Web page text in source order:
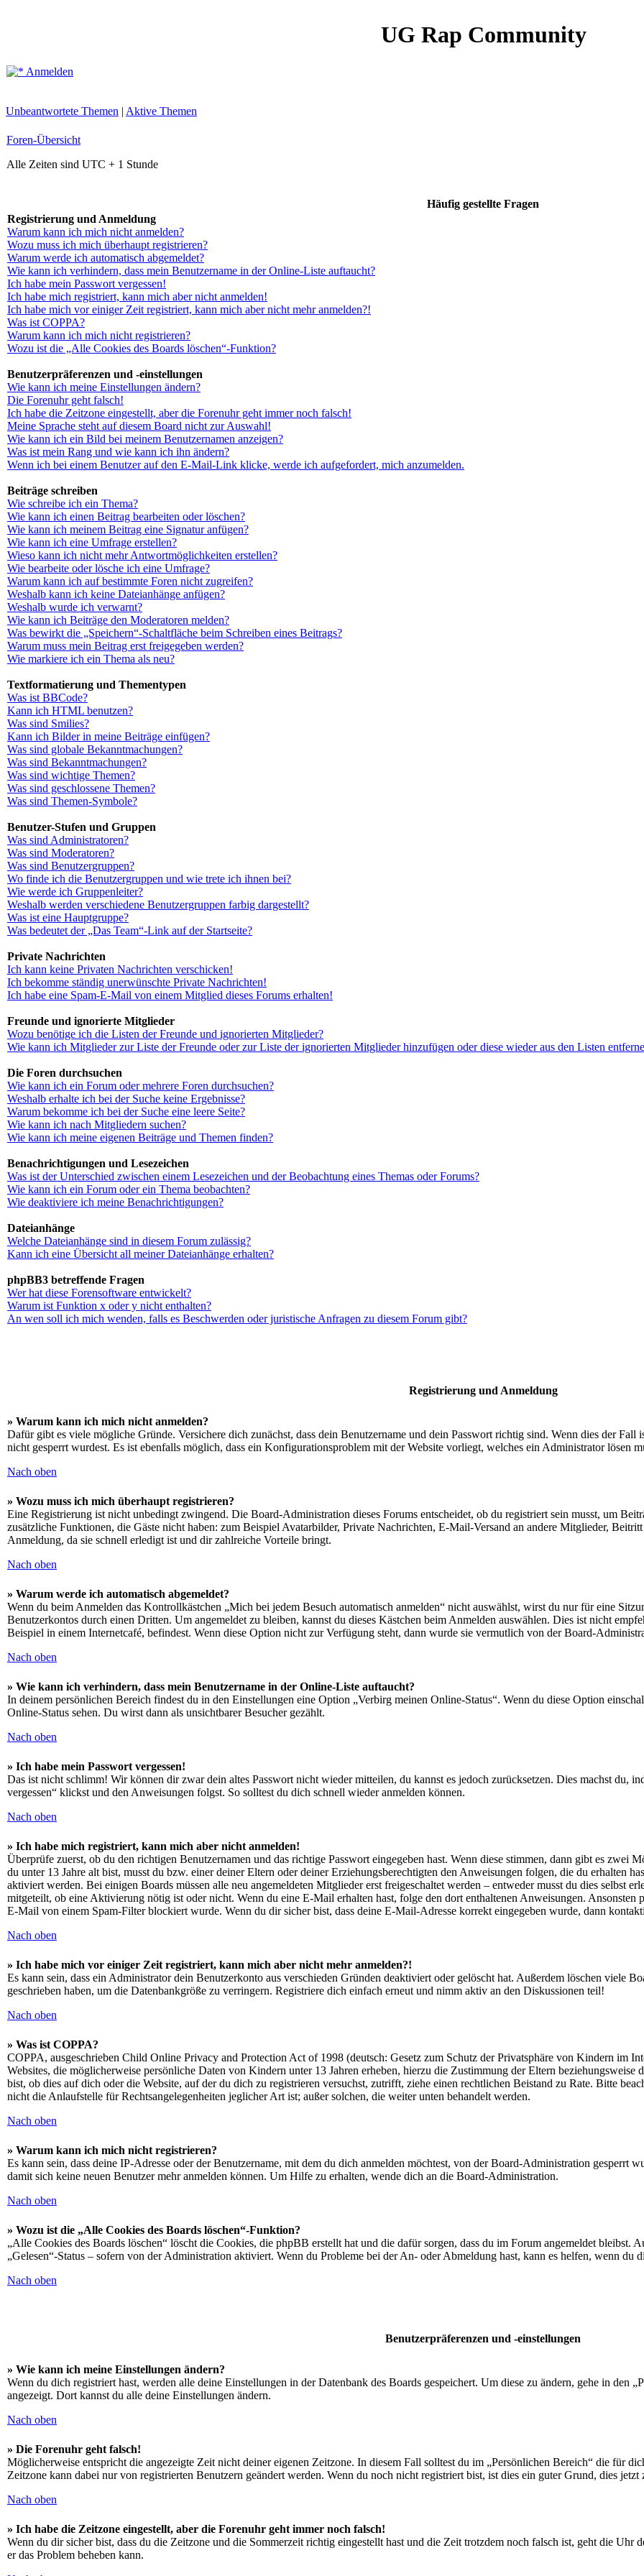
UG Rap Community
Anmelden
Unbeantwortete Themen | Aktive Themen
Foren-Übersicht
Alle Zeiten sind UTC + 1 Stunde
Häufig gestellte Fragen
Registrierung und Anmeldung
Warum kann ich mich nicht anmelden?
Wozu muss ich mich überhaupt registrieren?
Warum werde ich automatisch abgemeldet?
Wie kann ich verhindern, dass mein Benutzername in der Online-Liste auftaucht?
Ich habe mein Passwort vergessen!
Ich habe mich registriert, kann mich aber nicht anmelden!
Ich habe mich vor einiger Zeit registriert, kann mich aber nicht mehr anmelden?!
Was ist COPPA?
Warum kann ich mich nicht registrieren?
Wozu ist die „Alle Cookies des Boards löschen“-Funktion?
Benutzerpräferenzen und -einstellungen
Wie kann ich meine Einstellungen ändern?
Die Forenuhr geht falsch!
Ich habe die Zeitzone eingestellt, aber die Forenuhr geht immer noch falsch!
Meine Sprache steht auf diesem Board nicht zur Auswahl!
Wie kann ich ein Bild bei meinem Benutzernamen anzeigen?
Was ist mein Rang und wie kann ich ihn ändern?
Wenn ich bei einem Benutzer auf den E-Mail-Link klicke, werde ich aufgefordert, mich anzumelden.
Beiträge schreiben
Wie schreibe ich ein Thema?
Wie kann ich einen Beitrag bearbeiten oder löschen?
Wie kann ich meinem Beitrag eine Signatur anfügen?
Wie kann ich eine Umfrage erstellen?
Wieso kann ich nicht mehr Antwortmöglichkeiten erstellen?
Wie bearbeite oder lösche ich eine Umfrage?
Warum kann ich auf bestimmte Foren nicht zugreifen?
Weshalb kann ich keine Dateianhänge anfügen?
Weshalb wurde ich verwarnt?
Wie kann ich Beiträge den Moderatoren melden?
Was bewirkt die „Speichern“-Schaltfläche beim Schreiben eines Beitrags?
Warum muss mein Beitrag erst freigegeben werden?
Wie markiere ich ein Thema als neu?
Textformatierung und Thementypen
Was ist BBCode?
Kann ich HTML benutzen?
Was sind Smilies?
Kann ich Bilder in meine Beiträge einfügen?
Was sind globale Bekanntmachungen?
Was sind Bekanntmachungen?
Was sind wichtige Themen?
Was sind geschlossene Themen?
Was sind Themen-Symbole?
Benutzer-Stufen und Gruppen
Was sind Administratoren?
Was sind Moderatoren?
Was sind Benutzergruppen?
Wo finde ich die Benutzergruppen und wie trete ich ihnen bei?
Wie werde ich Gruppenleiter?
Weshalb werden verschiedene Benutzergruppen farbig dargestellt?
Was ist eine Hauptgruppe?
Was bedeutet der „Das Team“-Link auf der Startseite?
Private Nachrichten
Ich kann keine Privaten Nachrichten verschicken!
Ich bekomme ständig unerwünschte Private Nachrichten!
Ich habe eine Spam-E-Mail von einem Mitglied dieses Forums erhalten!
Freunde und ignorierte Mitglieder
Wozu benötige ich die Listen der Freunde und ignorierten Mitglieder?
Wie kann ich Mitglieder zur Liste der Freunde oder zur Liste der ignorierten Mitglieder hinzufügen oder diese wieder aus den Listen
Die Foren durchsuchen
Wie kann ich ein Forum oder mehrere Foren durchsuchen?
Weshalb erhalte ich bei der Suche keine Ergebnisse?
Warum bekomme ich bei der Suche eine leere Seite?
Wie kann ich nach Mitgliedern suchen?
Wie kann ich meine eigenen Beiträge und Themen finden?
Benachrichtigungen und Lesezeichen
Was ist der Unterschied zwischen einem Lesezeichen und der Beobachtung eines Themas oder Forums?
Wie kann ich ein Forum oder ein Thema beobachten?
Wie deaktiviere ich meine Benachrichtigungen?
Dateianhänge
Welche Dateianhänge sind in diesem Forum zulässig?
Kann ich eine Übersicht all meiner Dateianhänge erhalten?
phpBB3 betreffende Fragen
Wer hat diese Forensoftware entwickelt?
Warum ist Funktion x oder y nicht enthalten?
An wen soll ich mich wenden, falls es Beschwerden oder juristische Anfragen zu diesem Forum gibt?
Registrierung und Anmeldung
» Warum kann ich mich nicht anmelden?
Dafür gibt es viele mögliche Gründe. Versichere dich zunächst, dass dein Benutzername und dein Passwort richtig sind. Wenn dies der
nicht gesperrt wurdest. Es ist ebenfalls möglich, dass ein Konfigurationsproblem mit der Website vorliegt, welches ein Administrator lösen
Nach oben
» Wozu muss ich mich überhaupt registrieren?
Eine Registrierung ist nicht unbedingt zwingend. Die Board-Administration dieses Forums entscheidet, ob du registriert sein musst, um
zusätzliche Funktionen, die Gäste nicht haben: zum Beispiel Avatarbilder, Private Nachrichten, E-Mail-Versand an andere Mitglieder,
Anmeldung, da sie schnell erledigt ist und dir zahlreiche Vorteile bringt.
Nach oben
» Warum werde ich automatisch abgemeldet?
Wenn du beim Anmelden das Kontrollkästchen „Mich bei jedem Besuch automatisch anmelden“ nicht auswählst, wirst du nur für eine
Benutzerkontos durch einen Dritten. Um angemeldet zu bleiben, kannst du dieses Kästchen beim Anmelden auswählen. Dies ist nicht
Beispiel in einem Internetcafé, befindest. Wenn diese Option nicht zur Verfügung steht, dann wurde sie vermutlich von der Board-
Nach oben
» Wie kann ich verhindern, dass mein Benutzername in der Online-Liste auftaucht?
In deinem persönlichen Bereich findest du in den Einstellungen eine Option „Verbirg meinen Online-Status“. Wenn du diese Option
Online-Status sehen. Du wirst dann als unsichtbarer Besucher gezählt.
Nach oben
» Ich habe mein Passwort vergessen!
Das ist nicht schlimm! Wir können dir zwar dein altes Passwort nicht wieder mitteilen, du kannst es jedoch zurücksetzen. Dies machst du,
vergessen“ klickst und den Anweisungen folgst. So solltest du dich schnell wieder anmelden können.
Nach oben
» Ich habe mich registriert, kann mich aber nicht anmelden!
Überprüfe zuerst, ob du den richtigen Benutzernamen und das richtige Passwort eingegeben hast. Wenn diese stimmen, dann gibt es zwei
du unter 13 Jahre alt bist, musst du bzw. einer deiner Eltern oder deiner Erziehungsberechtigten den Anweisungen folgen, die du erhalten
aktiviert werden. Bei einigen Boards müssen alle neu angemeldeten Mitglieder erst freigeschaltet werden – entweder musst du dies selbst
mitgeteilt, ob eine Aktivierung nötig ist oder nicht. Wenn du eine E-Mail erhalten hast, folge den dort enthaltenen Anweisungen.
E-Mail von einem Spam-Filter blockiert wurde. Wenn du dir sicher bist, dass deine E-Mail-Adresse korrekt eingegeben wurde, dann
Nach oben
» Ich habe mich vor einiger Zeit registriert, kann mich aber nicht mehr anmelden?!
Es kann sein, dass ein Administrator dein Benutzerkonto aus verschieden Gründen deaktiviert oder gelöscht hat. Außerdem löschen viele
geschrieben haben, um die Datenbankgröße zu verringern. Registriere dich einfach erneut und nimm aktiv an den Diskussionen teil!
Nach oben
» Was ist COPPA?
COPPA, ausgeschrieben Child Online Privacy and Protection Act of 1998 (deutsch: Gesetz zum Schutz der Privatsphäre von Kindern im
Websites, die möglicherweise persönliche Daten von Kindern unter 13 Jahren erheben, hierzu die Zustimmung der Eltern beziehungsweise
bist, ob dies auf dich oder die Website, auf der du dich zu registrieren versuchst, zutrifft, ziehe einen rechtlichen Beistand zu Rate. Bitte
nicht die Anlaufstelle für Rechtsangelegenheiten jeglicher Art ist; außer solchen, die weiter unten behandelt werden.
Nach oben
» Warum kann ich mich nicht registrieren?
Es kann sein, dass deine IP-Adresse oder der Benutzername, mit dem du dich anmelden möchtest, von der Board-Administration gesperrt
damit sich keine neuen Benutzer mehr anmelden können. Um Hilfe zu erhalten, wende dich an die Board-Administration.
Nach oben
» Wozu ist die „Alle Cookies des Boards löschen“-Funktion?
„Alle Cookies des Boards löschen“ löscht die Cookies, die phpBB erstellt hat und die dafür sorgen, dass du im Forum angemeldet bleibst.
„Gelesen“-Status – sofern von der Administration aktiviert. Wenn du Probleme bei der An- oder Abmeldung hast, kann es helfen, wenn du
Nach oben
Benutzerpräferenzen und -einstellungen
» Wie kann ich meine Einstellungen ändern?
Wenn du dich registriert hast, werden alle deine Einstellungen in der Datenbank des Boards gespeichert. Um diese zu ändern, gehe in den
angezeigt. Dort kannst du alle deine Einstellungen ändern.
Nach oben
» Die Forenuhr geht falsch!
Möglicherweise entspricht die angezeigte Zeit nicht deiner eigenen Zeitzone. In diesem Fall solltest du im „Persönlichen Bereich“ die für
Zeitzone kann dabei nur von registrierten Benutzern geändert werden. Wenn du noch nicht registriert bist, ist dies ein guter Grund, dies jetzt
Nach oben
» Ich habe die Zeitzone eingestellt, aber die Forenuhr geht immer noch falsch!
Wenn du dir sicher bist, dass du die Zeitzone und die Sommerzeit richtig eingestellt hast und die Zeit trotzdem noch falsch ist, geht die
er das Problem beheben kann.